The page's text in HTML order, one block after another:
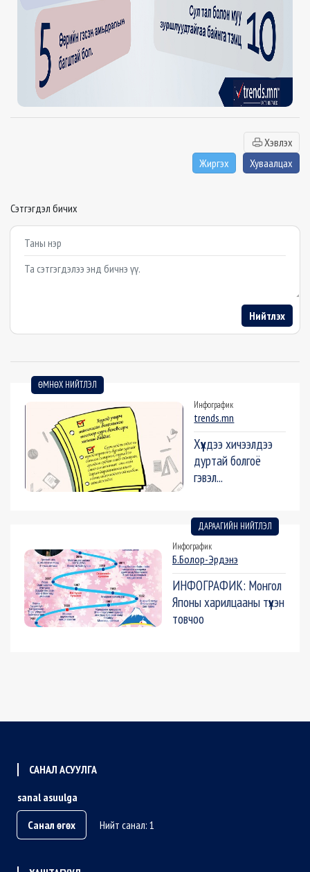
Хэвлэх
Жиргэх
Хуваалцах
Сэтгэгдэл бичих
Example textarea
Нийтлэх
ӨМНӨХ НИЙТЛЭЛ
Инфографик
trends.mn
Хүүхдээ хичээлдээ
дуртай болгоё
гэвэл...
ДАРААГИЙН НИЙТЛЭЛ
Инфографик
Б.Болор-Эрдэнэ
ИНФОГРАФИК: Монгол
Японы харилцааны түүхэн
товчоо
САНАЛ АСУУЛГА
sanal asuulga
Санал өгөх
Нийт санал: 1